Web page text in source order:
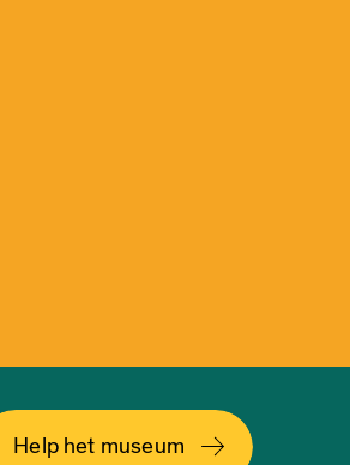
Help het museum